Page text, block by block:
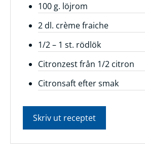
Kontakt
Frågor
svar
Ölprovning
100 g. löjrom
2 dl. crème fraiche
1/2 – 1 st. rödlök
Citronzest från 1/2 citron
Citronsaft efter smak
Skriv ut receptet